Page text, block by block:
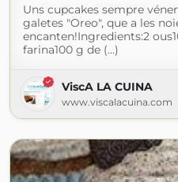
Uns cupcakes sempre
galetes "Oreo", que a les
encanten!Ingredients:2
farina100 g de (...)
ViscA LA CUINA
www.viscalacuina.com